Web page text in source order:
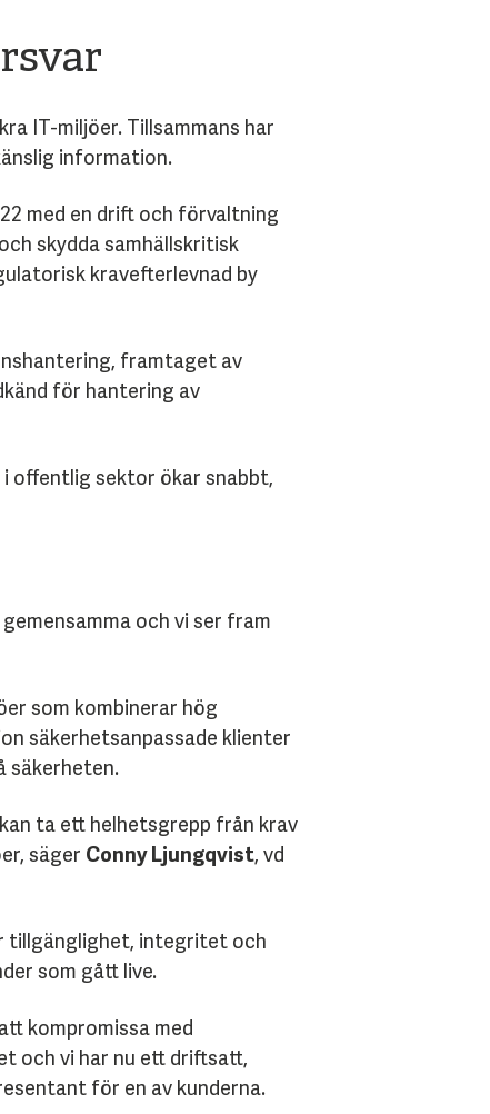
IT-miljöer. Tillsammans har
information.
med en drift och förvaltning
skydda samhällskritisk
kravefterlevnad by
framtaget av
för hantering av
offentlig sektor ökar snabbt,
och vi ser fram
som kombinerar hög
säkerhetsanpassade klienter
säkerheten.
ta ett helhetsgrepp från krav
säger Conny Ljungqvist, vd
tillgänglighet, integritet och
som gått live.
kompromissa med
och vi har nu ett driftsatt,
för en av kunderna.